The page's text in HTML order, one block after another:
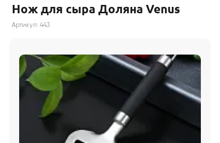
Нож для сыра Доляна Venus
Артикул: 443